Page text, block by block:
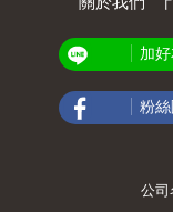
加
粉絲
公司